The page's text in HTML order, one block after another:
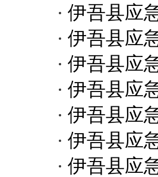
伊吾县应
伊吾县应
伊吾县应
伊吾县应
伊吾县应
伊吾县应
伊吾县应